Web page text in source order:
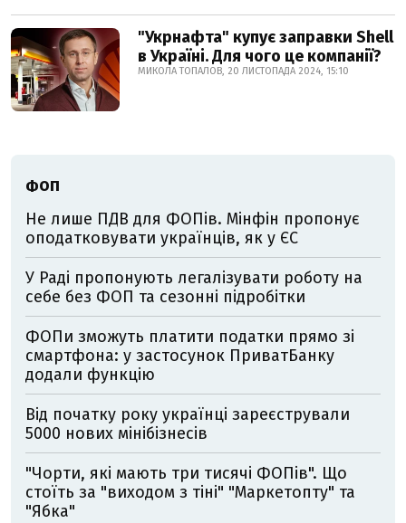
"Укрнафта" купує заправки Shell
в Україні. Для чого це компанії?
МИКОЛА ТОПАЛОВ, 20 ЛИСТОПАДА 2024, 15:10
ФОП
Не лише ПДВ для ФОПів. Мінфін пропонує
оподатковувати українців, як у ЄС
У Раді пропонують легалізувати роботу на
себе без ФОП та сезонні підробітки
ФОПи зможуть платити податки прямо зі
смартфона: у застосунок ПриватБанку
додали функцію
Від початку року українці зареєстрували
5000 нових мінібізнесів
"Чорти, які мають три тисячі ФОПів". Що
стоїть за "виходом з тіні" "Маркетопту" та
"Ябка"